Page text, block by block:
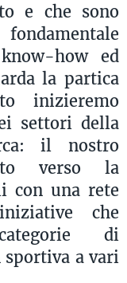
e che sono
how ed
la partica
inizieremo
settori della
il nostro
verso la
con una rete
che
di
a vari